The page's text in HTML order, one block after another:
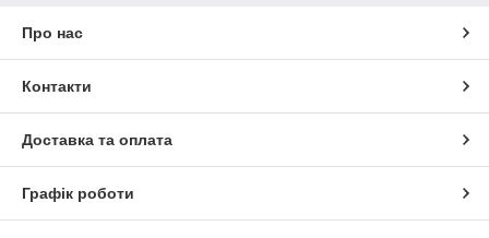
Про нас
Контакти
Доставка та оплата
Графік роботи